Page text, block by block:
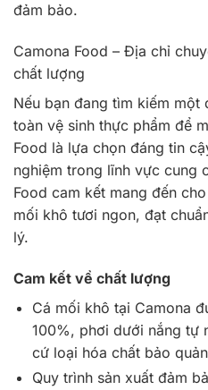
đảm bảo.
Camona Food – Địa chỉ
chất lượng
Nếu bạn đang tìm kiếm
toàn vệ sinh thực phẩm để
Food là lựa chọn đáng tin
nghiệm trong lĩnh vực cung
Food cam kết mang đến
mối khô tươi ngon, đạt
lý.
Cam kết về chất lượng
Cá mối khô tại Camona
100%, phơi dưới nắng tự
cứ loại hóa chất bảo
Quy trình sản xuất đảm